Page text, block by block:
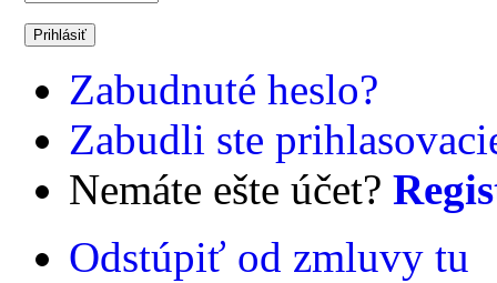
Zabudnuté heslo?
Zabudli ste
Nemáte ešte účet?
Odstúpiť od zmluvy tu